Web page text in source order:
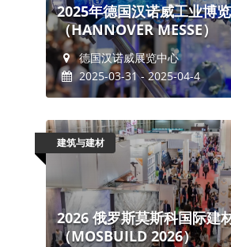
2025年德国汉诺威工业博
（HANNOVER MESSE）
德国汉诺威展览中心
2025-03-31 - 2025-04-4
建筑与建材
2026 俄罗斯莫斯科国际建
（MOSBUILD 2026）